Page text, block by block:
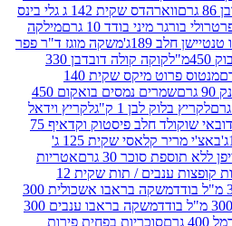
ווארהדס שקית 142 ג גלי בינס
בודד 10 גרם
מילקה
משקה מוגז ד"ר פפר
קוקה קולה דובדבן 330
מנטוס פרוט מיקס שקית 140
שמרים נמסים בואקום 450
לבן 1 ק"ג
לקריץ וידאל
דובאי שוקולד חלב פיסטוק וקדאיף 75
באצ'י מריר קלאסי שקית 125 ג'
30 גרם
אטריות
צמר גפן עם סוכריות קופצות ענבים / תות שקית 12
משקה בראבו אשכולית 300
משקה בראבו ענבים 300
סוכריות בפחית פירות